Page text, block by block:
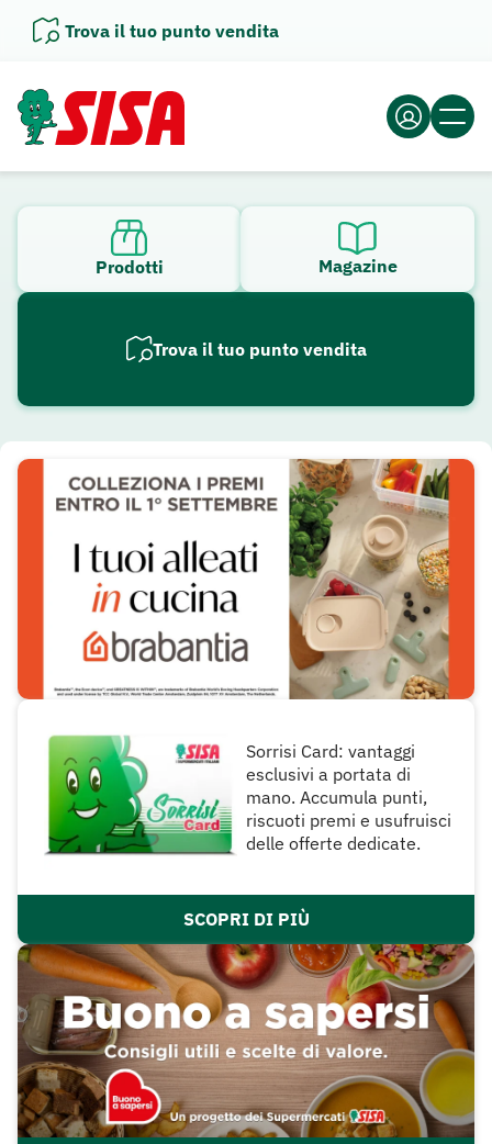
Trova il tuo punto vendita
Prodotti Magazine
Trova il tuo punto vendita
Sorrisi Card: vantaggi
esclusivi a portata di
mano. Accumula punti,
riscuoti premi e usufruisci
delle offerte dedicate.
SCOPRI DI PIÙ